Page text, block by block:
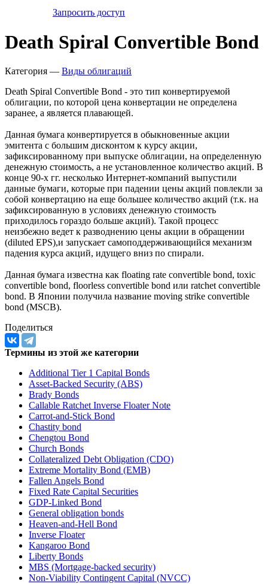
Запросить доступ
Death Spiral Convertible Bond
Категория — Виды облигаций
Death Spiral Convertible Bond - это тип конвертируемой
облигации, по которой цена конвертации не определена
заранее, а является плавающей.
Данная бумага конвертируется в обыкновенные акции
эмитента с большим дисконтом к курсу акции,
зафиксированному при выпуске облигации, на определенную
денежную стоимость, а не установленное количество акций. В
конце 90-х гг. несколько Интернет-компаний выпустили
данные бумаги, которые при падении цены акций повлекли за
собой конвертацию на еще большее количество акций (т.к. на
зафиксированную в условиях денежную стоимость
приходилось гораздо больше акций). Такой процесс
неизбежно ведет к разводнению цены акции в обращении
(diluted EPS),и запускает самоподдерживающийся механизм
падения курса акций, идущего вниз по спирали.
Данная бумага известна как floating rate convertible bond, toxic
convertible bond, floorless convertible bond или ratchet convertible
bond. В Японии получила название moving strike convertible
bond (MSCB).
Поделиться
Термины из этой же категории
Additional Tier 1 Capital Bonds
Asset-Backed Security (ABS)
Brady Bonds
Callable Ratchet Inverse Floater Note
Carrot-and-Stick Bond
Chastity bond
Chengtou Bond
Church Bonds
Collateralized Debt Obligation (CDO)
Extreme Mortality Bond (EMB)
Fallen Angels Bond
Fixed Rate Capital Securities
GDP-Linked Bond
General obligation bonds
Heaven-and-Hell Bond
Inverse Floater
Kangaroo Bond
Liberty Bonds
MBS (Mortgage-backed security)
Non-Viability Contingent Capital (NVCC)